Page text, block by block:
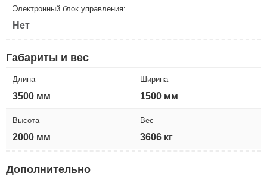
Электронный блок управления:
Нет
Габариты и вес
Длина
3500 мм
Ширина
1500 мм
Высота
2000 мм
Вес
3606 кг
Дополнительно